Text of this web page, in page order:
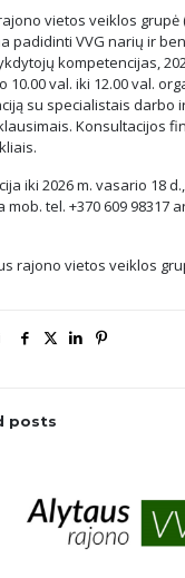
vietos veiklos grupė
padidinti VVG narių ir
kompetencijas,
10.00 val. iki 12.00 val.
su specialistais darbo
Konsultacijos
iki 2026 m. vasario 18
mob. tel. +370 609 98317
rajono vietos veiklos
posts